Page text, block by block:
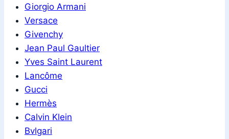
Giorgio Armani
Versace
Givenchy
Jean Paul Gaultier
Yves Saint Laurent
Lancôme
Gucci
Hermès
Calvin Klein
Bvlgari